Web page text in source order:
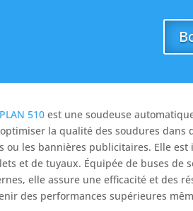
510 est une soudeuse
la qualité des soudures dans
ou les bannières publicitaires. Elle est
et de tuyaux. Équipée de buses de
elle assure une efficacité et des
des performances supérieures